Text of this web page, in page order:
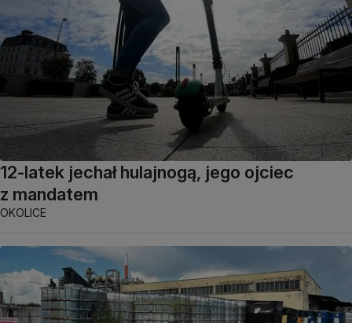
12-latek jechał hulajnogą, jego ojciec
z mandatem
OKOLICE